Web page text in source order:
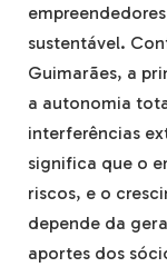
sustentável.
Guimarães, a
a autonomia
interferências
significa que o
riscos, e o
depende da
aportes dos